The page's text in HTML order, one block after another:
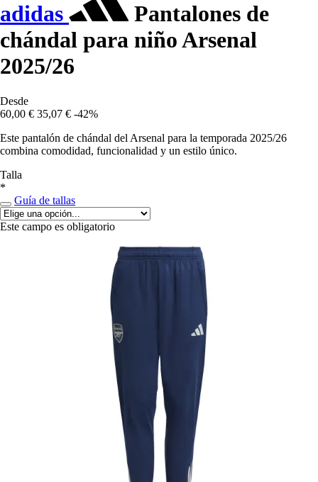
adidas
Pantalones de
chándal para niño Arsenal
2025/26
Desde
60,00 € 35,07 € -42%
Este pantalón de chándal del Arsenal para la temporada 2025/26
combina comodidad, funcionalidad y un estilo único.
Talla
*
Guía de tallas
Este campo es obligatorio